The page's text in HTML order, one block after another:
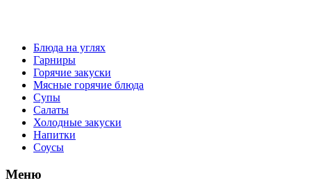
Блюда на углях
Гарниры
Горячие закуски
Мясные горячие блюда
Супы
Салаты
Холодные закуски
Напитки
Соусы
Меню